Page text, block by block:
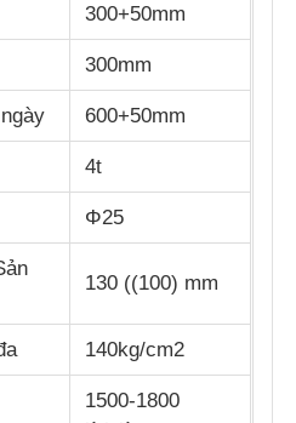
300+50mm
300mm
600+50mm
4t
Φ25
130 ((100) mm
140kg/cm2
1500-1800